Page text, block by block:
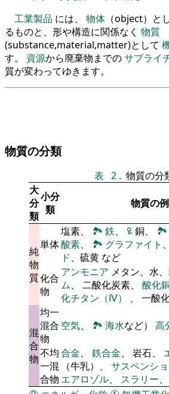
工業製品 には、 物体 （object）と
るものと、形や構造に関係なく 物質
(substance,material,matter)として
す。 資源から廃棄物までのサプライ
質が変わってゆきます。
物質の分類
表 2 . 物質の分
大
分
類
小分
類
物質の例
純
物
質
単体
塩素、 🏞 鉄、 🜠銅、 🏞
酸素、 🏞 グラファイト 、
ド、硫黄 など
化合
物
アンモニア メタン、水、
ム、 二酸化炭素、 酸化
化チタン（Ⅳ） 、 一酸
混
合
物
均一
混合
物
空気、 🏞 海水など） 高
不均
一混
合物
合金、 鉄合金、 岩石、
（牛乳）、 サスペンシ
エアロゾル、 スラリー